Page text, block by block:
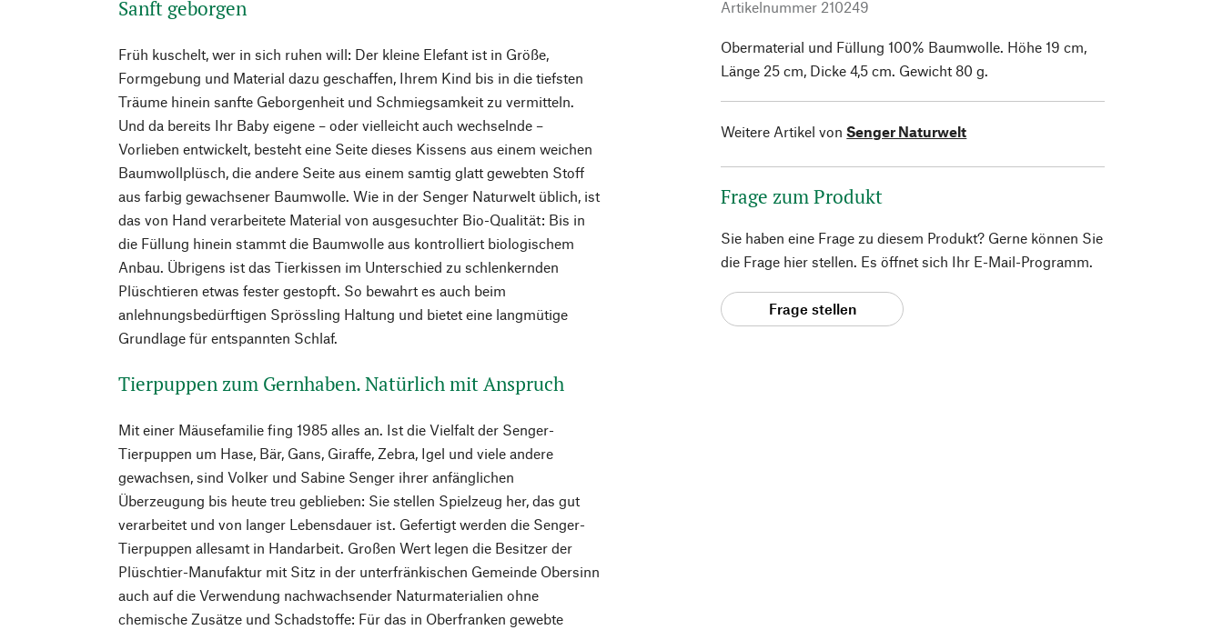
Sanft geborgen
Früh kuschelt, wer in sich ruhen will: Der kleine Elefant ist in Größe,
Formgebung und Material dazu geschaffen, Ihrem Kind bis in die tiefsten
Träume hinein sanfte Geborgenheit und Schmiegsamkeit zu vermitteln.
Und da bereits Ihr Baby eigene – oder vielleicht auch wechselnde –
Vorlieben entwickelt, besteht eine Seite dieses Kissens aus einem weichen
Baumwollplüsch, die andere Seite aus einem samtig glatt gewebten Stoff
aus farbig gewachsener Baumwolle. Wie in der Senger Naturwelt üblich, ist
das von Hand verarbeitete Material von ausgesuchter Bio-Qualität: Bis in
die Füllung hinein stammt die Baumwolle aus kontrolliert biologischem
Anbau. Übrigens ist das Tierkissen im Unterschied zu schlenkernden
Plüschtieren etwas fester gestopft. So bewahrt es auch beim
anlehnungsbedürftigen Sprössling Haltung und bietet eine langmütige
Grundlage für entspannten Schlaf.
Tierpuppen zum Gernhaben. Natürlich mit Anspruch
Mit einer Mäusefamilie fing 1985 alles an. Ist die Vielfalt der Senger-
Tierpuppen um Hase, Bär, Gans, Giraffe, Zebra, Igel und viele andere
gewachsen, sind Volker und Sabine Senger ihrer anfänglichen
Überzeugung bis heute treu geblieben: Sie stellen Spielzeug her, das gut
verarbeitet und von langer Lebensdauer ist. Gefertigt werden die Senger-
Tierpuppen allesamt in Handarbeit. Großen Wert legen die Besitzer der
Plüschtier-Manufaktur mit Sitz in der unterfränkischen Gemeinde Obersinn
auch auf die Verwendung nachwachsender Naturmaterialien ohne
chemische Zusätze und Schadstoffe: Für das in Oberfranken gewebte
Artikelnummer 210249
Obermaterial und Füllung 100% Baumwolle. Höhe 19 cm,
Länge 25 cm, Dicke 4,5 cm. Gewicht 80 g.
Weitere Artikel von Senger Naturwelt
Frage zum Produkt
Sie haben eine Frage zu diesem Produkt? Gerne können Sie
die Frage hier stellen. Es öffnet sich Ihr E-Mail-Programm.
Frage stellen